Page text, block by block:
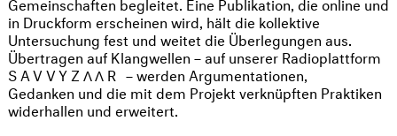
in Druckform erscheinen wird, hält die kollektive
Untersuchung fest und weitet die Überlegungen aus.
Übertragen auf Klangwellen – auf unserer Radioplattform
SAVVYZΛΛR – werden Argumentationen,
Gedanken und die mit dem Projekt verknüpften Praktiken
widerhallen und erweitert.